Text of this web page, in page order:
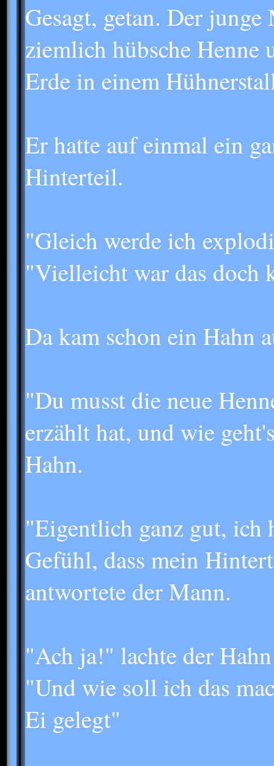
Gesagt, getan. Der
ziemlich hübsche Henne
Erde in einem
Er hatte auf einmal ein
Hinterteil.
"Gleich werde ich
"Vielleicht war das doch
Da kam schon ein Hahn
"Du musst die neue
erzählt hat, und wie
Hahn.
"Eigentlich ganz gut, ich
Gefühl, dass mein
antwortete der Mann.
"Ach ja!" lachte der
"Und wie soll ich das
Ei gelegt"